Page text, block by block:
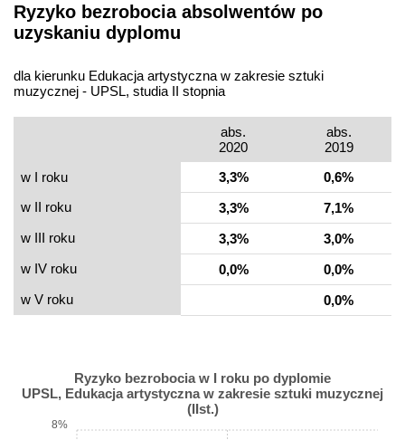
Ryzyko bezrobocia absolwentów po
uzyskaniu dyplomu
dla kierunku Edukacja artystyczna w zakresie sztuki
muzycznej - UPSL, studia II stopnia
abs.
2020
abs.
2019
w I roku
3,3%
0,6%
w II roku
3,3%
7,1%
w III roku
3,3%
3,0%
w IV roku
0,0%
0,0%
w V roku
0,0%
Ryzyko bezrobocia w I roku po dyplomie
UPSL, Edukacja artystyczna w zakresie sztuki muzycznej
(IIst.)
8%